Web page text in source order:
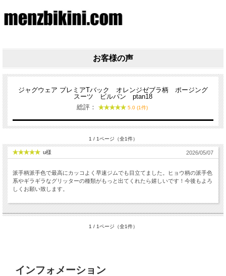
お客様の声
ジャグウェア プレミアTバック オレンジゼブラ柄 ポージング
スーツ ビルパン ptan18
総評：
5.0 (1件)
1 / 1ページ（全1件）
u様 2026/05/07
派手柄派手色で最高にカッコよく早速ジムでも目立てました。ヒョウ柄の派手色
系やギラギラなグリッターの種類がもっと出てくれたら嬉しいです！今後もよろ
しくお願い致します。
1 / 1ページ（全1件）
インフォメーション